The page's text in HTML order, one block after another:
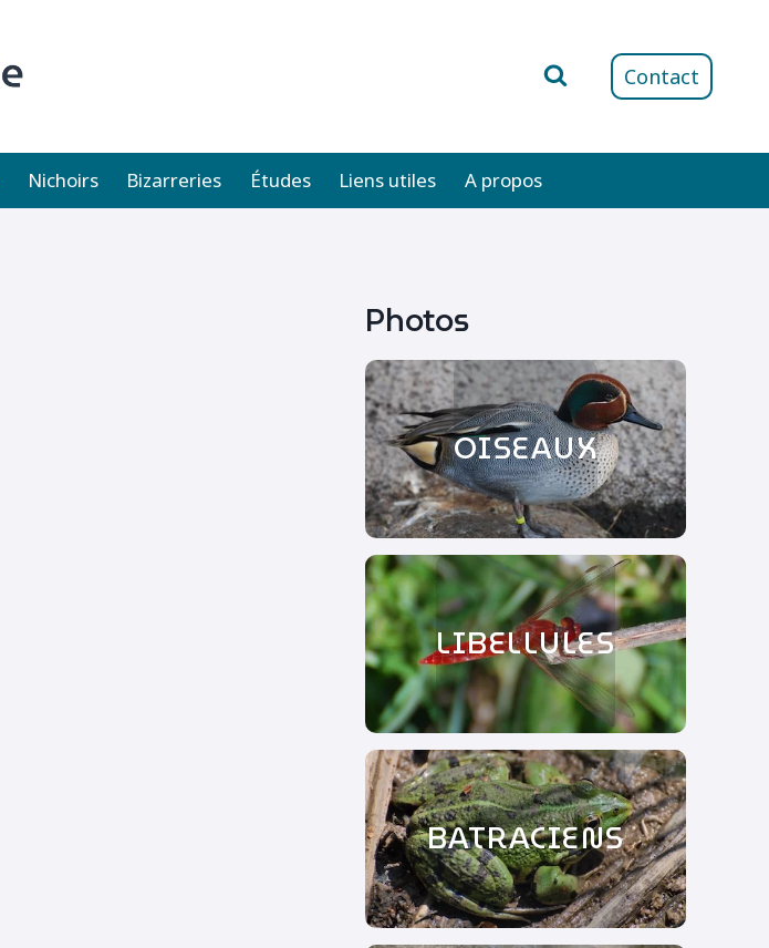
Contact
Nichoirs Bizarreries Études Liens utiles A propos
Photos
OISEAUX
LIBELLULES
BATRACIENS